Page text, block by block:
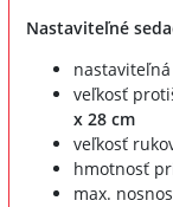
Nastaviteľné
veľkosť
x 28 cm
veľkosť
hmotnosť
max.